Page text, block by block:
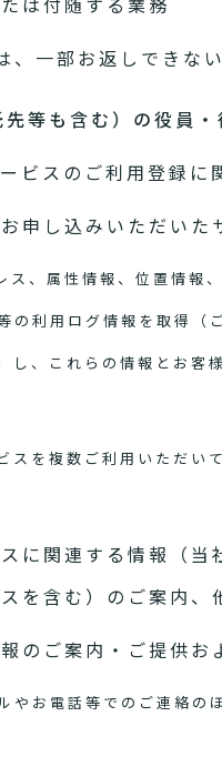
一部お返しできな
等も含む）の役員
ビスのご利用登録に
申し込みいただいた
、属性情報、位置情報
の利用ログ情報を取得（
し、これらの情報とお客
スを複数ご利用いただい
に関連する情報（
を含む）のご案内
のご案内・ご提供お
やお電話等でのご連絡